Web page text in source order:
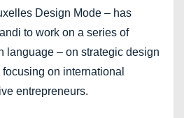
Design Mode – has
to work on a series of
language – on strategic design
on international
entrepreneurs.